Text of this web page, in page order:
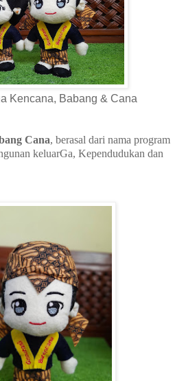
Kencana, Babang & Cana
Cana, berasal dari nama program
keluarGa, Kependudukan dan